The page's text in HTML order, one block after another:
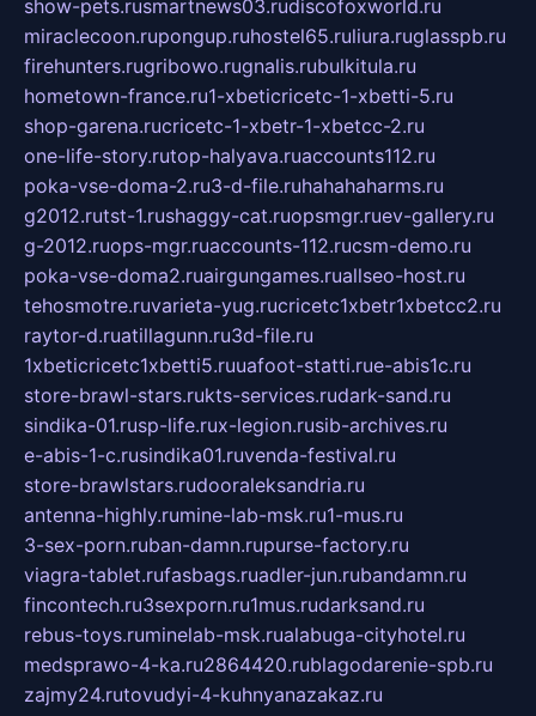
show-pets.rusmartnews03.rudiscofoxworld.ru
miraclecoon.rupongup.ruhostel65.ruliura.ruglasspb.ru
firehunters.rugribowo.rugnalis.rubulkitula.ru
hometown-france.ru1-xbeticricetc-1-xbetti-5.ru
shop-garena.rucricetc-1-xbetr-1-xbetcc-2.ru
one-life-story.rutop-halyava.ruaccounts112.ru
poka-vse-doma-2.ru3-d-file.ruhahahaharms.ru
g2012.rutst-1.rushaggy-cat.ruopsmgr.ruev-gallery.ru
g-2012.ruops-mgr.ruaccounts-112.rucsm-demo.ru
poka-vse-doma2.ruairgungames.ruallseo-host.ru
tehosmotre.ruvarieta-yug.rucricetc1xbetr1xbetcc2.ru
raytor-d.ruatillagunn.ru3d-file.ru
1xbeticricetc1xbetti5.ruuafoot-statti.rue-abis1c.ru
store-brawl-stars.rukts-services.rudark-sand.ru
sindika-01.rusp-life.rux-legion.rusib-archives.ru
e-abis-1-c.rusindika01.ruvenda-festival.ru
store-brawlstars.rudooraleksandria.ru
antenna-highly.rumine-lab-msk.ru1-mus.ru
3-sex-porn.ruban-damn.rupurse-factory.ru
viagra-tablet.rufasbags.ruadler-jun.rubandamn.ru
fincontech.ru3sexporn.ru1mus.rudarksand.ru
rebus-toys.ruminelab-msk.rualabuga-cityhotel.ru
medsprawo-4-ka.ru2864420.rublagodarenie-spb.ru
zajmy24.rutovudyi-4-kuhnyanazakaz.ru